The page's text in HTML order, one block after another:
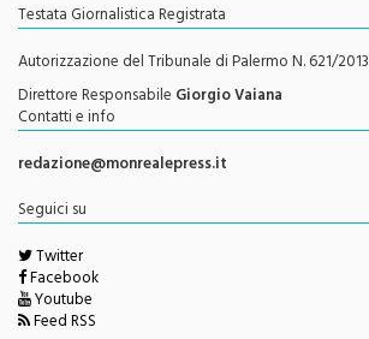
Testata Giornalistica Registrata
Autorizzazione del Tribunale di Palermo N. 621/2013
Direttore Responsabile Giorgio Vaiana
Contatti e info
redazione@monrealepress.it
Seguici su
Twitter
Facebook
Youtube
Feed RSS